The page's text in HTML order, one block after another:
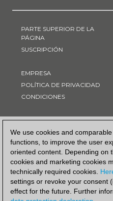
We use cookies and
functions, to improve the user
oriented content. Depending on
cookies and marketing cookies
technically required cookies.
settings or revoke your consent
effect for the future. Further
PARTE SUPERIOR DE LA
PÁGINA
SUSCRIPCIÓN
EMPRESA
POLÍTICA DE PRIVACIDAD
CONDICIONES
FORMA DE PAGO